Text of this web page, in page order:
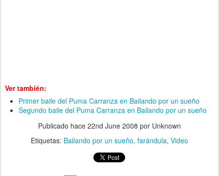
Ver también:
Primer baile del Puma Carranza en Bailando por un sueño
Segundo baile del Puma Carranza en Bailando por un sueño
Publicado hace 22nd June 2008 por Unknown
Etiquetas: Bailando por un sueño farándula Video